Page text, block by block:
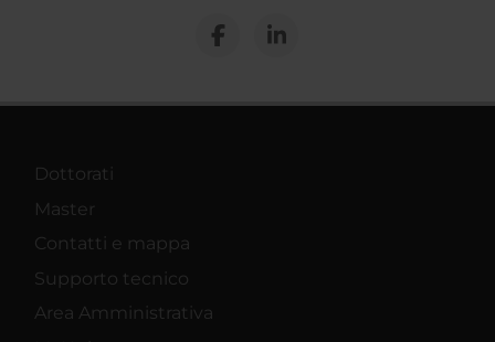
Dottorati
Master
Contatti e mappa
Supporto tecnico
Area Amministrativa